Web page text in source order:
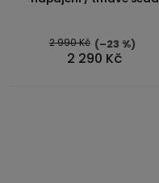
2 290 Kč
2 990 Kč (–23 %)